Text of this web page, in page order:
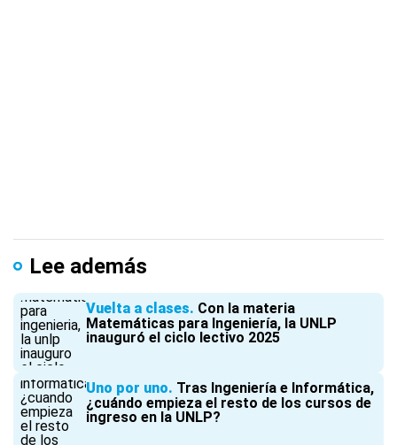
Lee además
Vuelta a clases Con la materia
Matemáticas para Ingeniería, la UNLP
inauguró el ciclo lectivo 2025
Uno por uno Tras Ingeniería e Informática,
¿cuándo empieza el resto de los cursos de
ingreso en la UNLP?